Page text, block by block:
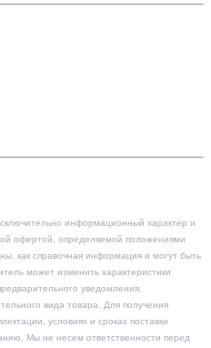
информационный характер и
офертой, определяемой положениями
как справочная информация и могут быть
может изменить характеристики
уведомления.
вида товара. Для получения
условиях и сроках поставки
Мы не несем ответственности перед